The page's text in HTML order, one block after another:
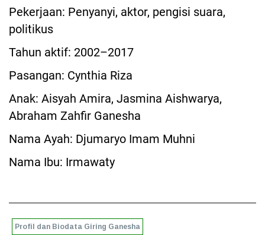
Pekerjaan: Penyanyi, aktor, pengisi suara,
politikus
Tahun aktif: 2002–2017
Pasangan: Cynthia Riza
Anak: Aisyah Amira, Jasmina Aishwarya,
Abraham Zahfir Ganesha
Nama Ayah: Djumaryo Imam Muhni
Nama Ibu: Irmawaty
Profil dan Biodata Giring Ganesha